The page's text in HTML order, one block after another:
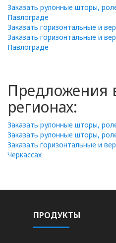
Заказать рулонные шторы,
Павлограде
Заказать горизонтальные и
Заказать горизонтальные и
Павлограде
Предложения
регионах:
Заказать рулонные шторы,
Заказать рулонные шторы,
Заказать горизонтальные и
Черкассах
ПРОДУКТЫ